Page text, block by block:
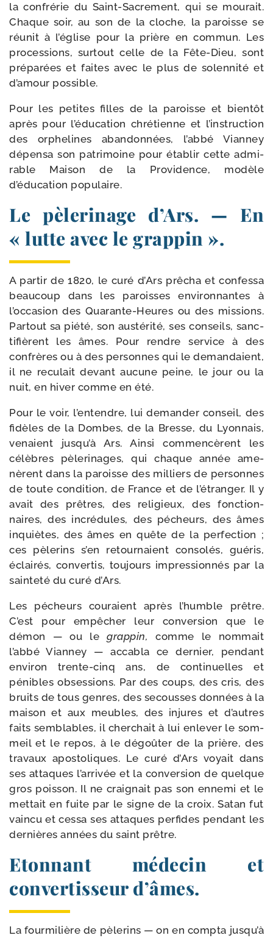
la confré­rie du Saint-​Sacrement, qui se mou­rait.
Chaque soir, au son de la cloche, la paroisse se
réunit à l’église pour la prière en com­mun. Les
pro­ces­sions, sur­tout celle de la Fête-​Dieu, sont
pré­pa­rées et faites avec le plus de solen­ni­té et
d’amour possible.
Pour les petites filles de la paroisse et bien­tôt
après pour l’édu­cation chré­tienne et l’instruction
des orphe­lines aban­don­nées, l’ab­bé Vianney
dépen­sa son patri­moine pour éta­blir cette admi­
rable Maison de la Providence, modèle
d’éducation populaire.
Le pèlerinage d’Ars. — En
« lutte avec le grappin ».
A par­tir de 1820, le curé d’Ars prê­cha et confes­sa
beau­coup dans les paroisses envi­ron­nantes à
l’occasion des Quarante-​Heures ou des mis­sions.
Partout sa pié­té, son aus­té­ri­té, ses conseils, sanc­
ti­fièrent les âmes. Pour rendre ser­vice à des
confrères ou à des per­sonnes qui le deman­daient,
il ne recu­lait devant aucune peine, le jour ou la
nuit, en hiver comme en été.
Pour le voir, l’entendre, lui deman­der conseil, des
fidèles de la Dombes, de la Bresse, du Lyonnais,
venaient jusqu’à Ars. Ainsi com­men­cèrent les
célèbres pèle­ri­nages, qui chaque année ame­
nèrent dans la paroisse des mil­liers de per­sonnes
de toute condi­tion, de France et de l’étranger. Il y
avait des prêtres, des reli­gieux, des fonc­tion­
naires, des incré­dules, des pécheurs, des âmes
inquiètes, des âmes en quête de la per­fec­tion ;
ces pèle­rins s’en retour­naient conso­lés, gué­ris,
éclai­rés, conver­tis, tou­jours impres­sion­nés par la
sain­te­té du curé d’Ars.
Les pécheurs cou­raient après l’humble prêtre.
C’est pour empê­cher leur conver­sion que le
démon — ou le grap­pin, comme le nom­mait
l’abbé Vianney — acca­bla ce der­nier, pen­dant
envi­ron trente-​cinq ans, de conti­nuelles et
pénibles obses­sions. Par des coups, des cris, des
bruits de tous genres, des secousses don­nées à la
mai­son et aux meubles, des injures et d’autres
faits sem­blables, il cher­chait à lui enle­ver le som­
meil et le repos, à le dégoû­ter de la prière, des
tra­vaux apos­to­liques. Le curé d’Ars voyait dans
ses attaques l’arrivée et la conver­sion de quelque
gros pois­son. Il ne crai­gnait pas son enne­mi et le
met­tait en fuite par le signe de la croix. Satan fut
vain­cu et ces­sa ses attaques per­fides pen­dant les
der­nières années du saint prêtre.
Etonnant médecin et
convertisseur d’âmes.
La four­mi­lière de pèle­rins — on en comp­ta jusqu’à